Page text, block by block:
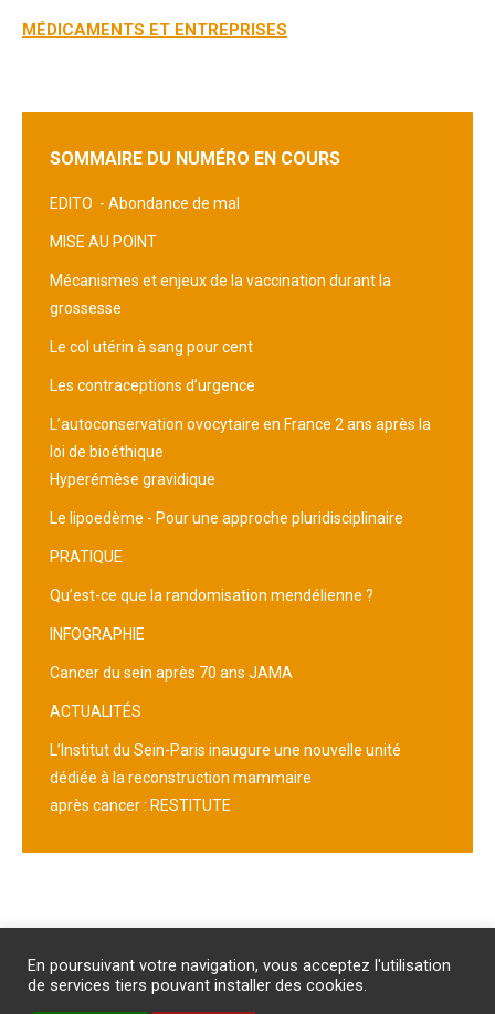
MÉDICAMENTS ET ENTREPRISES
SOMMAIRE DU NUMÉRO EN COURS
EDITO - Abondance de mal
MISE AU POINT
Mécanismes et enjeux de la vaccination durant la
grossesse
Le col utérin à sang pour cent
Les contraceptions d’urgence
L’autoconservation ovocytaire en France 2 ans après la
loi de bioéthique
Hyperémèse gravidique
Le lipoedème - Pour une approche pluridisciplinaire
PRATIQUE
Qu’est-ce que la randomisation mendélienne ?
INFOGRAPHIE
Cancer du sein après 70 ans JAMA
ACTUALITÉS
L’Institut du Sein-Paris inaugure une nouvelle unité
dédiée à la reconstruction mammaire
après cancer : RESTITUTE
PROTECTION DES DONNEES PERSONNELLES
En poursuivant votre navigation, vous acceptez l'utilisation
de services tiers pouvant installer des cookies.